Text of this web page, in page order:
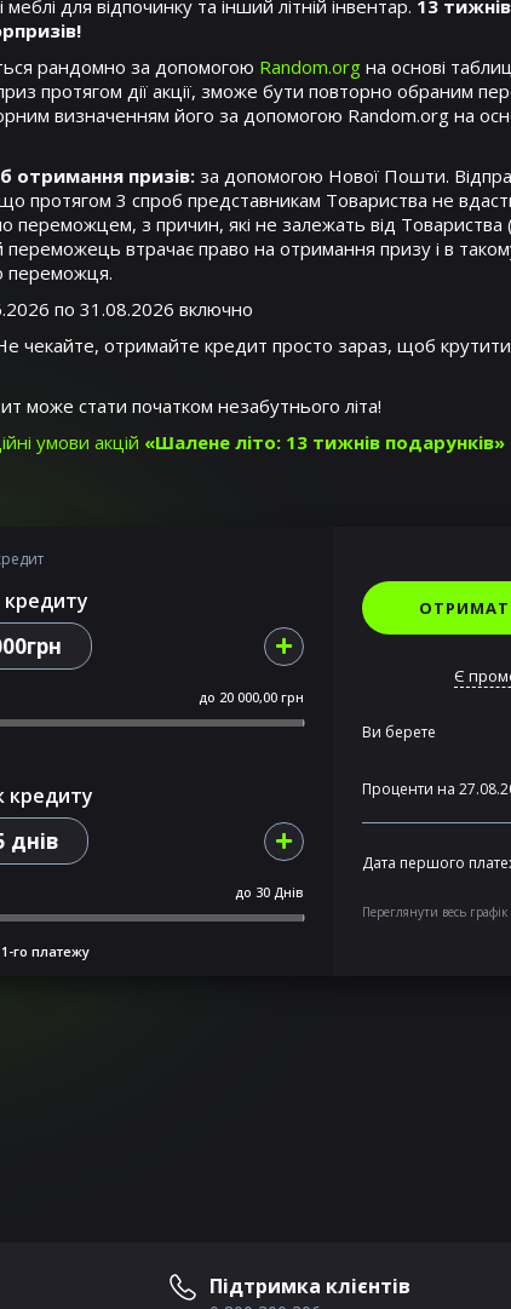
для відпочинку та інший літній інвентар. 13
рандомно за допомогою Random.org на основі
протягом дії акції, зможе бути повторно обраним
визначенням його за допомогою Random.org на
отримання призів: за допомогою Нової Пошти.
протягом 3 спроб представникам Товариства не
переможцем, з причин, які не залежать від Товариства
переможець втрачає право на отримання призу і в
переможця.
по 31.08.2026 включно
чекайте, отримайте кредит просто зараз, щоб
може стати початком незабутнього літа!
умови акцій «Шалене літо: 13 тижнів подарунків»
до 20 000,00 грн
кредиту
днів
до 30 Днів
го платежу
Є
Ви берете
Проценти на
Дата першого
Переглянути весь графік
Підтримка клієнтів